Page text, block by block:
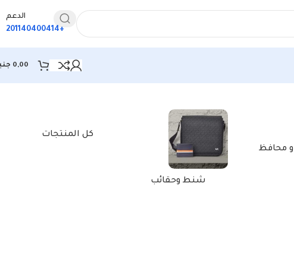
الدعم
+201140400414
0,00
محافظ
شنط وحقائب
كل المنتجات